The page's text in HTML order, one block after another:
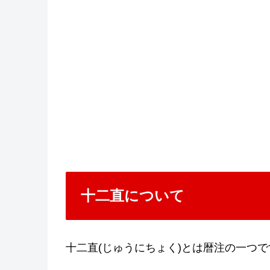
十二直について
十二直(じゅうにちょく)とは暦注の一つ